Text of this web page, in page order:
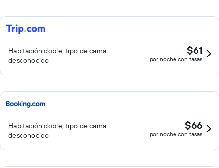
Habitación doble, tipo de cama
desconocido
$61
por noche con tasas
Habitación doble, tipo de cama
desconocido
$66
por noche con tasas